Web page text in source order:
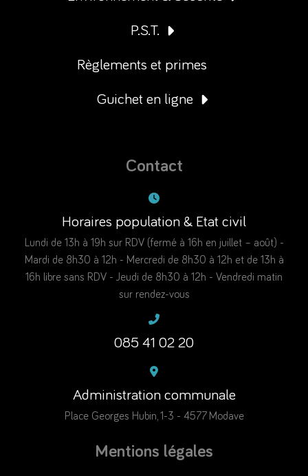
P.S.T.
Règlements et primes
Guichet en ligne
Contact
Horaires population & Etat civil
Lundi de 13h à 19h sur RDV (fermé à 16h en juillet – août) -
Mardi de 8h30 à 12h - Mercredi de 8h30 à 12h et de 13h à
16h libre sans RDV - Jeudi de 8h30 à 12h - Vendredi matin
sur rendez-vous
085 41 02 20
Administration communale
Place Georges Hubin, 1-3 - 4577 Modave
Mentions légales